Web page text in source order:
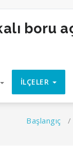
İLÇELER
Başlangıç /